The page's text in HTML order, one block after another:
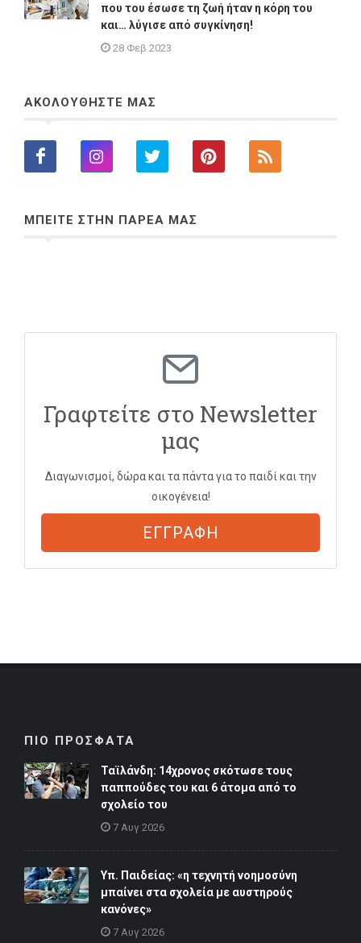
που του έσωσε τη ζωή ήταν η κόρη του
και… λύγισε από συγκίνηση!
28 Φεβ 2023
ΑΚΟΛΟΥΘΗΣΤΕ ΜΑΣ
ΜΠΕΙΤΕ ΣΤΗΝ ΠΑΡΕΑ ΜΑΣ
Γραφτείτε στο Newsletter
μας
Διαγωνισμοί, δώρα και τα πάντα για το παιδί και την
οικογένεια!
ΕΓΓΡΑΦΗ
ΠΙΟ ΠΡΟΣΦΑΤΑ
Ταϊλάνδη: 14χρονος σκότωσε τους
παππούδες του και 6 άτομα από το
σχολείο του
7 Αυγ 2026
Υπ. Παιδείας: «η τεχνητή νοημοσύνη
μπαίνει στα σχολεία με αυστηρούς
κανόνες»
7 Αυγ 2026